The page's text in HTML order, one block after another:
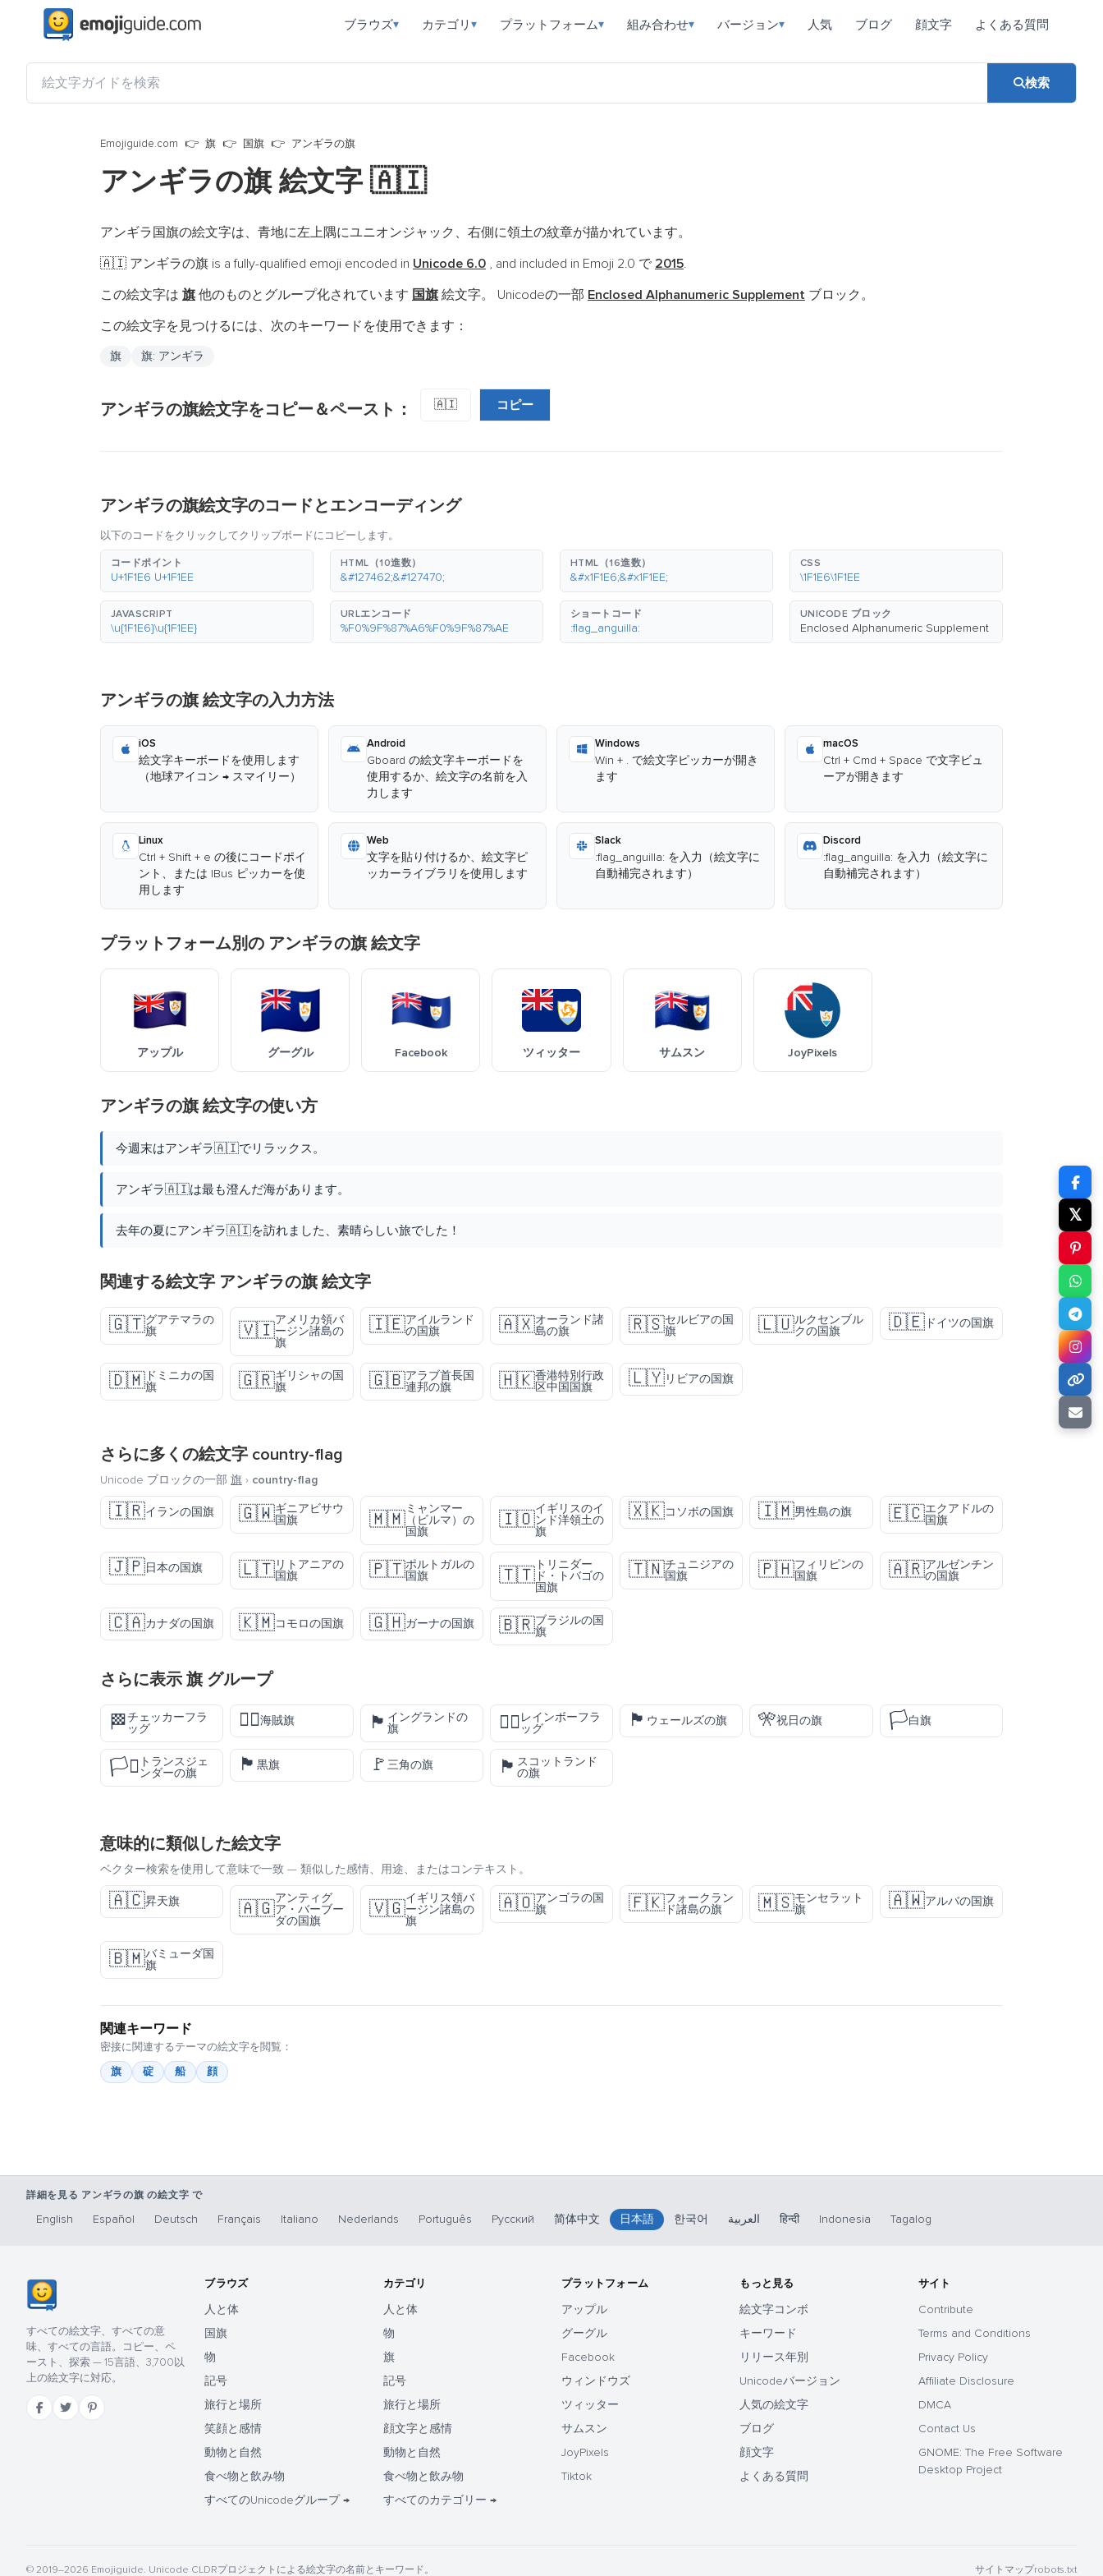
ブラウズ▾ カテゴリ ▾ プラットフォーム▾ 組み合わせ▾ バージョン▾ 人気 ブログ 顔文字 よくある質問
検索
Emojiguide.com 旗 国旗 アンギラの旗
アンギラの旗 絵文字 🇦🇮
アンギラ国旗の絵文字は、青地に左上隅にユニオンジャック、右側に領土の紋章が描かれています。
🇦🇮 アンギラの旗 is a fully-qualified emoji encoded in Unicode 6.0 , and included in Emoji 2.0 で 2015.
この絵文字は 旗 他のものとグループ化されています 国旗 絵文字。 Unicodeの一部 Enclosed Alphanumeric Supplement ブロック。
この絵文字を見つけるには、次のキーワードを使用できます：
旗 旗: アンギラ
アンギラの旗絵文字をコピー＆ペースト： 🇦🇮 コピー
アンギラの旗絵文字のコードとエンコーディング
以下のコードをクリックしてクリップボードにコピーします。
コードポイント
U+1F1E6 U+1F1EE
HTML（10進数）
&#127462;&#127470;
HTML（16進数）
&#x1F1E6;&#x1F1EE;
CSS
\1F1E6\1F1EE
JAVASCRIPT
\u{1F1E6}\u{1F1EE}
URLエンコード
%F0%9F%87%A6%F0%9F%87%AE
ショートコード
:flag_anguilla:
UNICODE ブロック
Enclosed Alphanumeric Supplement
アンギラの旗 絵文字の入力方法
iOS
絵文字キーボードを使用します
（地球アイコン → スマイリー）
Android
Gboard の絵文字キーボードを
使用するか、絵文字の名前を入
力します
Windows
Win + . で絵文字ピッカーが開き
ます
macOS
Ctrl + Cmd + Space で文字ビュ
ーアが開きます
Linux
Ctrl + Shift + e の後にコードポイ
ント、または IBus ピッカーを使
用します
Web
文字を貼り付けるか、絵文字ピ
ッカーライブラリを使用します
Slack
:flag_anguilla: を入力（絵文字に
自動補完されます）
Discord
:flag_anguilla: を入力（絵文字に
自動補完されます）
プラットフォーム別の アンギラの旗 絵文字
アップル グーグル Facebook ツィッター サムスン JoyPixels
アンギラの旗 絵文字の使い方
今週末はアンギラ🇦🇮でリラックス。
アンギラ🇦🇮は最も澄んだ海があります。
去年の夏にアンギラ🇦🇮を訪れました、素晴らしい旅でした！
関連する絵文字 アンギラの旗 絵文字
🇬🇹グアテマラの
旗
🇻🇮
アメリカ領バ
ージン諸島の
旗
🇮🇪アイルランド
の国旗
🇦🇽オーランド諸
島の旗
🇷🇸セルビアの国
旗
🇱🇺ルクセンブル
クの国旗
🇩🇪ドイツの国旗
🇩🇲 ドミニカの国
旗
🇬🇷ギリシャの国
旗
🇬🇧アラブ首長国
連邦の旗
🇭🇰香港特別行政
区中国国旗
🇱🇾リビアの国旗
さらに多くの絵文字 country-flag
Unicode ブロックの一部 旗 › country-flag
🇮🇷イランの国旗 🇬🇼ギニアビサウ
国旗
🇲🇲
ミャンマー
（ビルマ）の
国旗
🇮🇴
イギリスのイ
ンド洋領土の
旗
🇽🇰コソボの国旗 🇮🇲男性島の旗 🇪🇨エクアドルの
国旗
🇯🇵日本の国旗 🇱🇹リトアニアの
国旗
🇵🇹ポルトガルの
国旗
🇹🇹
トリニダー
ド・トバゴの
国旗
🇹🇳チュニジアの
国旗
🇵🇭フィリピンの
国旗
🇦🇷アルゼンチン
の国旗
🇨🇦カナダの国旗 🇰🇲コモロの国旗 🇬🇭ガーナの国旗 🇧🇷ブラジルの国
旗
さらに表示 旗グループ
🏁チェッカーフラ
ッグ
🏴‍☠️海賊旗 🏴󠁧󠁢󠁥󠁮󠁧󠁿 イングランドの
旗
🏳️‍🌈 レインボーフラ
ッグ
🏴󠁧󠁢󠁷󠁬󠁳󠁿 ウェールズの旗 🎌祝日の旗 🏳️白旗
🏳️‍⚧️ トランスジェ
ンダーの旗
🏴黒旗 🚩 三角の旗 🏴󠁧󠁢󠁳󠁣󠁴󠁿 スコットランド
の旗
意味的に類似した絵文字
ベクター検索を使用して意味で一致 — 類似した感情、用途、またはコンテキスト。
🇦🇨昇天旗 🇦🇬
アンティグ
ア・バーブー
ダの国旗
🇻🇬
イギリス領バ
ージン諸島の
旗
🇦🇴アンゴラの国
旗
🇫🇰フォークラン
ド諸島の旗
🇲🇸モンセラット
旗
🇦🇼アルバの国旗
🇧🇲バミューダ国
旗
関連キーワード
密接に関連するテーマの絵文字を閲覧：
旗
碇 船 顔
𝕏
詳細を見る アンギラの旗 の絵文字 で
English Español Deutsch Français Italiano Nederlands Português Русский 简体中文 日本語 한국어 العربية हिन्दी Indonesia Tagalog
すべての絵文字、すべての意
味、すべての言語。コピー、ペ
ースト、探索 — 15言語、3,700以
上の絵文字に対応。
ブラウズ
人と体
国旗
物
記号
旅行と場所
笑顔と感情
動物と自然
食べ物と飲み物
すべてのUnicodeグループ →
カテゴリ
人と体
物
旗
記号
旅行と場所
顔文字と感情
動物と自然
食べ物と飲み物
すべてのカテゴリー →
プラットフォーム
アップル
グーグル
Facebook
ウィンドウズ
ツィッター
サムスン
JoyPixels
Tiktok
もっと見る
絵文字コンボ
キーワード
リリース年別
Unicodeバージョン
人気の絵文字
ブログ
顔文字
よくある質問
サイト
Contribute
Terms and Conditions
Privacy Policy
Affiliate Disclosure
DMCA
Contact Us
GNOME: The Free Software
Desktop Project
© 2019–2026 Emojiguide. Unicode CLDRプロジェクトによる絵文字の名前とキーワード。 サイトマップrobots.txt